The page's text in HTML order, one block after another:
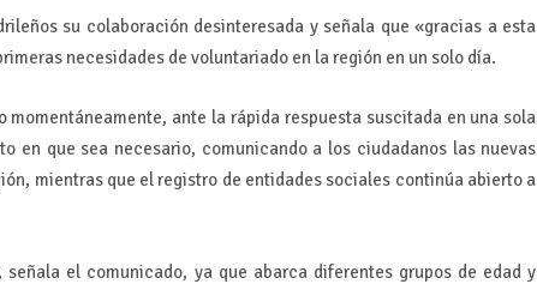
su colaboración desinteresada y señala que «gracias a esta
necesidades de voluntariado en la región en un solo día.
ante la rápida respuesta suscitada en una sola
en que sea necesario, comunicando a los ciudadanos las nuevas
mientras que el registro de entidades sociales continúa abierto a
señala el comunicado, ya que abarca diferentes grupos de edad y